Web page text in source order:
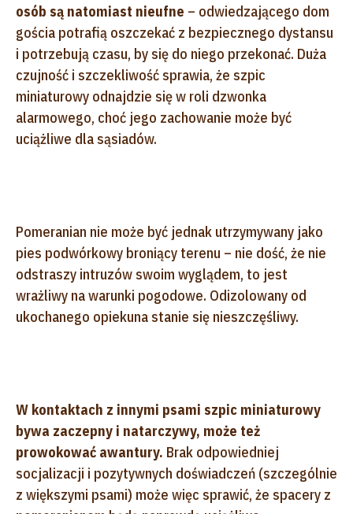
osób są natomiast nieufne – odwiedzającego dom
gościa potrafią oszczekać z bezpiecznego dystansu
i potrzebują czasu, by się do niego przekonać. Duża
czujność i szczekliwość sprawia, że szpic
miniaturowy odnajdzie się w roli dzwonka
alarmowego, choć jego zachowanie może być
uciążliwe dla sąsiadów.
Pomeranian nie może być jednak utrzymywany jako
pies podwórkowy broniący terenu – nie dość, że nie
odstraszy intruzów swoim wyglądem, to jest
wrażliwy na warunki pogodowe. Odizolowany od
ukochanego opiekuna stanie się nieszczęśliwy.
W kontaktach z innymi psami szpic miniaturowy
bywa zaczepny i natarczywy, może też
prowokować awantury. Brak odpowiedniej
socjalizacji i pozytywnych doświadczeń (szczególnie
z większymi psami) może więc sprawić, że spacery z